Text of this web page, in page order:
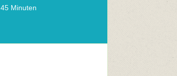
45 Minuten